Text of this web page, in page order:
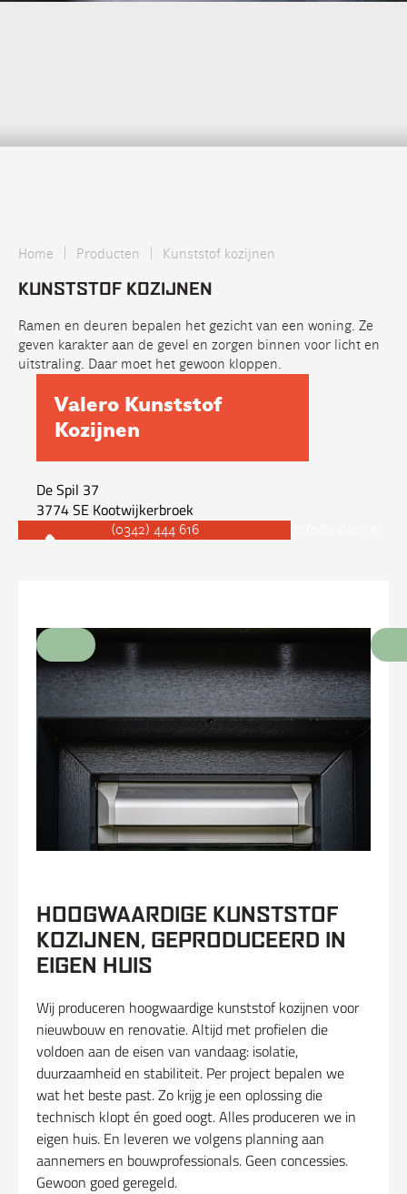
Home | Producten | Kunststof kozijnen
KUNSTSTOF KOZIJNEN
Ramen en deuren bepalen het gezicht van een woning. Ze
geven karakter aan de gevel en zorgen binnen voor licht en
uitstraling. Daar moet het gewoon kloppen.
Valero Kunststof
Kozijnen
De Spil 37
3774 SE Kootwijkerbroek
(0342) 444 616
HOOGWAARDIGE KUNSTSTOF
KOZIJNEN, GEPRODUCEERD IN
EIGEN HUIS
Wij produceren hoogwaardige kunststof kozijnen voor
nieuwbouw en renovatie. Altijd met profielen die
voldoen aan de eisen van vandaag: isolatie,
duurzaamheid en stabiliteit. Per project bepalen we
wat het beste past. Zo krijg je een oplossing die
technisch klopt én goed oogt. Alles produceren we in
eigen huis. En leveren we volgens planning aan
aannemers en bouwprofessionals. Geen concessies.
Gewoon goed geregeld.